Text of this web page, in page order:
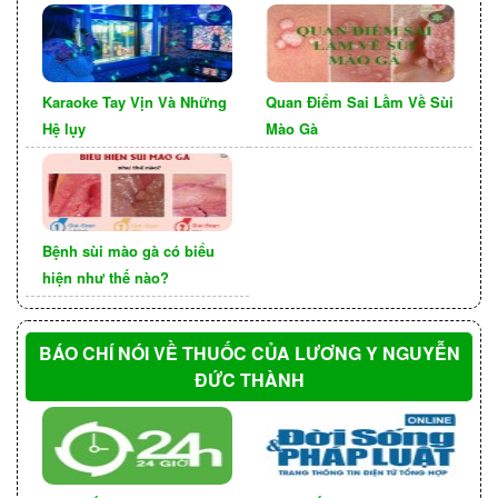
hướng trong vô số lựa chọn đòi hỏi một cách tiếp
cận chủ động bắt nguồn từ việc tự giáo dục.
NÂNG CAO NHẬN THỨC VÀ
GIÁO DỤC
Karaoke Tay Vịn Và Những
Hệ lụy
Quan Điểm Sai Lầm Về Sùi
Mào Gà
Bệnh sùi mào gà có biểu
hiện như thế nào?
BÁO CHÍ NÓI VỀ THUỐC CỦA LƯƠNG Y NGUYỄN
ĐỨC THÀNH